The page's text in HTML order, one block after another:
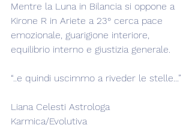
Mentre la Luna in Bilancia si oppone a
Kirone R in Ariete a 23° cerca pace
emozionale, guarigione interiore,
equilibrio interno e giustizia generale.
“..e quindi uscimmo a riveder le stelle...”
Liana Celesti Astrologa
Karmica/Evolutiva